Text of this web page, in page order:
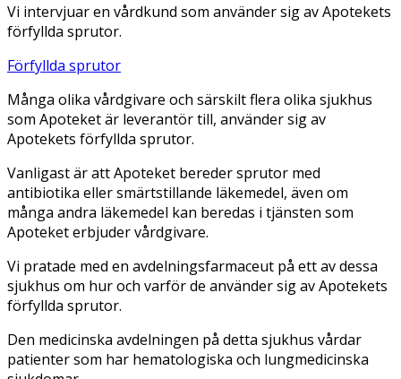
Vi intervjuar en vårdkund som använder sig av Apotekets
förfyllda sprutor.
Förfyllda sprutor
Många olika vårdgivare och särskilt flera olika sjukhus
som Apoteket är leverantör till, använder sig av
Apotekets förfyllda sprutor.
Vanligast är att Apoteket bereder sprutor med
antibiotika eller smärtstillande läkemedel, även om
många andra läkemedel kan beredas i tjänsten som
Apoteket erbjuder vårdgivare.
Vi pratade med en avdelningsfarmaceut på ett av dessa
sjukhus om hur och varför de använder sig av Apotekets
förfyllda sprutor.
Den medicinska avdelningen på detta sjukhus vårdar
patienter som har hematologiska och lungmedicinska